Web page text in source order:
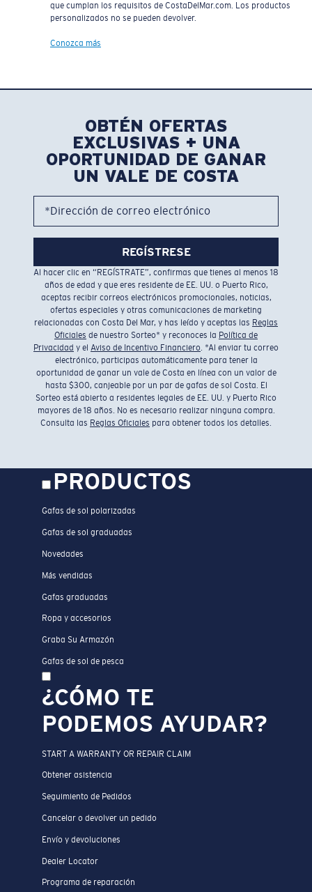
que cumplan los requisitos de CostaDelMar.com. Los productos
personalizados no se pueden devolver.
Conozca más
OBTÉN OFERTAS
EXCLUSIVAS + UNA
OPORTUNIDAD DE GANAR
UN VALE DE COSTA
*Dirección de correo electrónico
REGÍSTRESE
Al hacer clic en “REGÍSTRATE”, confirmas que tienes al menos 18
años de edad y que eres residente de EE. UU. o Puerto Rico,
aceptas recibir correos electrónicos promocionales, noticias,
ofertas especiales y otras comunicaciones de marketing
relacionadas con Costa Del Mar, y has leído y aceptas las Reglas
Oficiales de nuestro Sorteo* y reconoces la Política de
Privacidad y el Aviso de Incentivo Financiero. *Al enviar tu correo
electrónico, participas automáticamente para tener la
oportunidad de ganar un vale de Costa en línea con un valor de
hasta $300, canjeable por un par de gafas de sol Costa. El
Sorteo está abierto a residentes legales de EE. UU. y Puerto Rico
mayores de 18 años. No es necesario realizar ninguna compra.
Consulta las Reglas Oficiales para obtener todos los detalles.
PRODUCTOS
Gafas de sol polarizadas
Gafas de sol graduadas
Novedades
Más vendidas
Gafas graduadas
Ropa y accesorios
Graba Su Armazón
Gafas de sol de pesca
¿CÓMO TE
PODEMOS AYUDAR?
START A WARRANTY OR REPAIR CLAIM
Obtener asistencia
Seguimiento de Pedidos
Cancelar o devolver un pedido
Envío y devoluciones
Dealer Locator
Programa de reparación